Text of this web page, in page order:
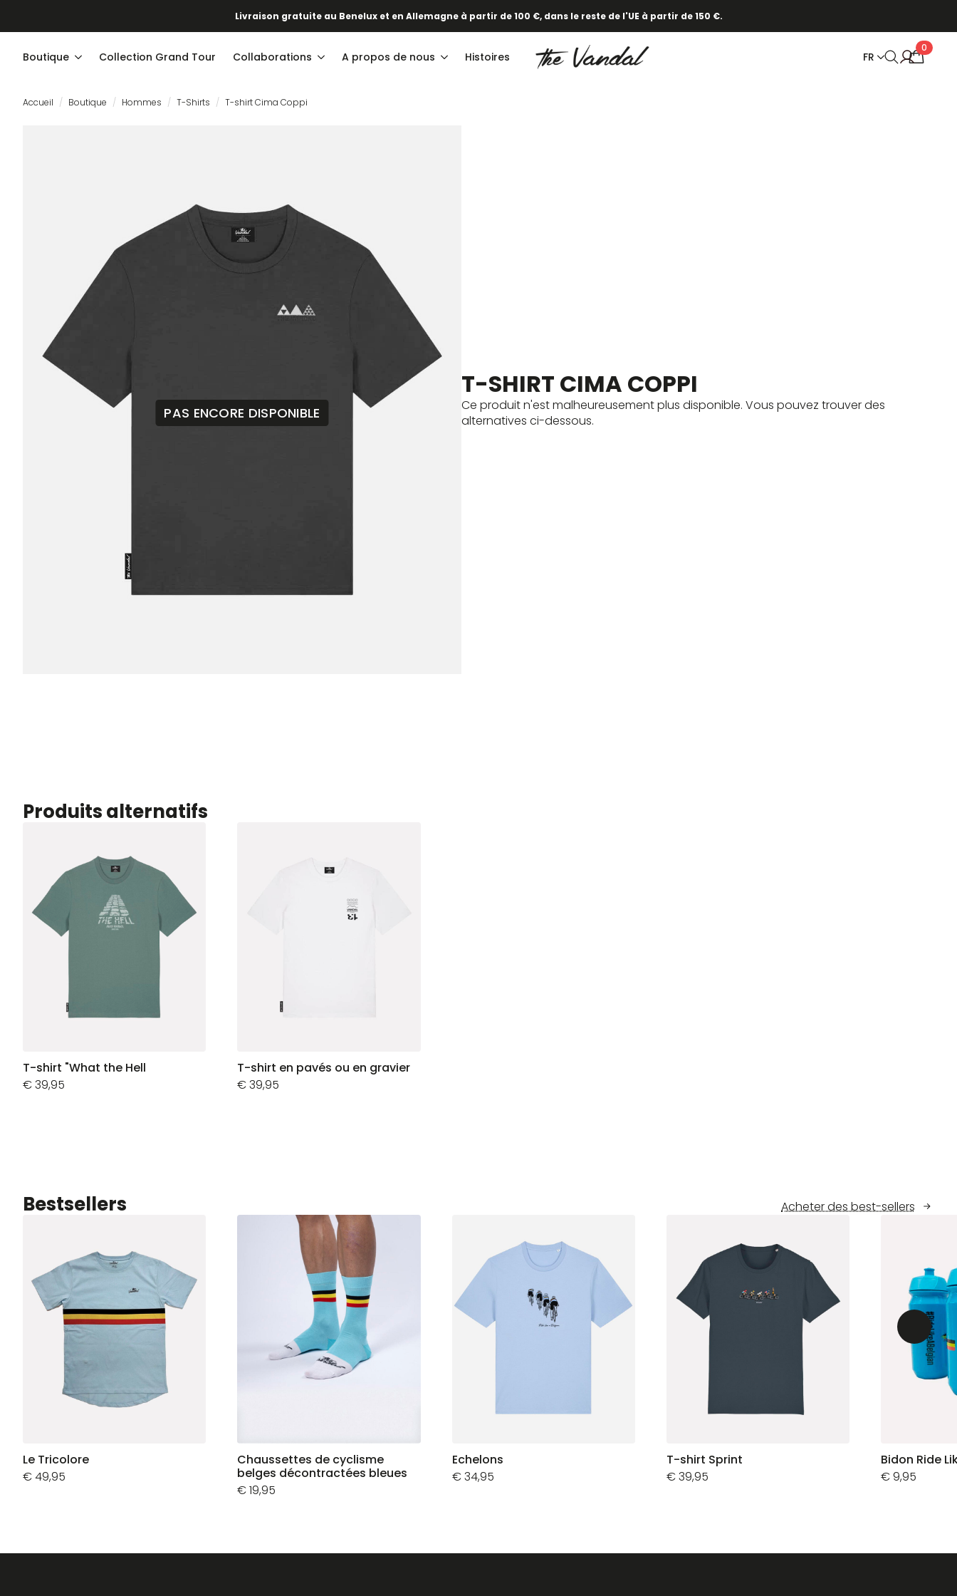
Livraison gratuite au Benelux et en Allemagne à partir de 100 €, dans le reste de l'UE à partir de 150 €.
Notre nouvelle collection printemps/été est en ligne ! ·Pour en savoir plus, cliquez ici.
Boutique Collection Grand Tour Collaborations A propos de nous Histoires FR
0
Accueil Boutique Hommes T-Shirts T-shirt Cima Coppi
PAS ENCORE DISPONIBLE
T-SHIRT CIMA COPPI
Ce produit n'est malheureusement plus disponible. Vous pouvez trouver des
alternatives ci-dessous.
Produits alternatifs
T-shirt "What the Hell
€39,95
T-shirt en pavés ou en gravier
€39,95
Bestsellers Acheter des best-sellers
Le Tricolore
€49,95
Chaussettes de cyclisme
belges décontractées bleues
€19,95
Echelons
€34,95
T-shirt Sprint
€39,95
Bidon Ride
€9,95